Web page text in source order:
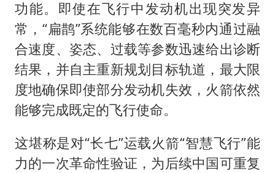
功能。即使在飞行中发动机出现突发异
常，“扁鹊”系统能够在数百毫秒内通过融
合速度、姿态、过载等参数迅速给出诊断
结果，并自主重新规划目标轨道，最大限
度地确保即使部分发动机失效，火箭依然
能够完成既定的飞行使命。
这堪称是对“长七”运载火箭“智慧飞行”能
力的一次革命性验证，为后续中国可重复